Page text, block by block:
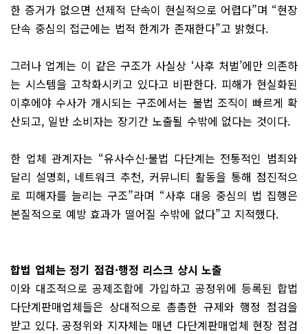
한 증거가 없으면 선제적 단속이 현실적으로 어렵다”며 “현장
단속 중심의 접근에는 법적 한계가 존재한다”고 밝혔다.
그러나 업계는 이 같은 구조가 사실상 ‘사후 처벌’에만 의존하
는 시스템을 고착화시키고 있다고 비판한다. 피해가 현실화된
이후에야 수사가 개시되는 구조에서는 불법 조직이 빠르게 확
산되고, 일반 소비자는 장기간 노출될 수밖에 없다는 것이다.
한 업체 관계자는 “유사수신·불법 다단계는 전통적인 범죄와
달리 설명회, 네트워크 추천, 커뮤니티 활동을 통해 점진적으
로 피해자를 늘리는 구조”라며 “사후 대응 중심의 법 집행은
본질적으로 예방 효과가 떨어질 수밖에 없다”고 지적했다.
합법 업체는 정기 점검·행정 리스크 상시 노출
이와 대조적으로 공제조합에 가입하고 공정위에 등록된 합법
다단계판매업체들은 상대적으로 촘촘한 규제와 행정 점검을
받고 있다. 공정위와 지자체는 매년 다단계판매업체 현장 점검